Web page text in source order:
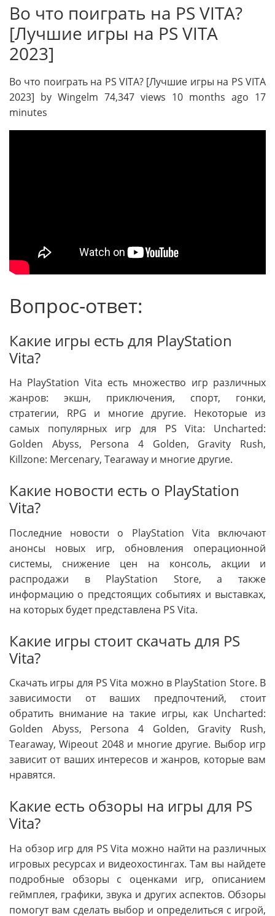
Во что поиграть на PS VITA?
[Лучшие игры на PS VITA
2023]
Во что поиграть на PS VITA? [Лучшие игры на PS VITA
2023] by Wingelm 74,347 views 10 months ago 17
minutes
Вопрос-ответ:
Какие игры есть для PlayStation
Vita?
На PlayStation Vita есть множество игр различных
жанров: экшн, приключения, спорт, гонки,
стратегии, RPG и многие другие. Некоторые из
самых популярных игр для PS Vita: Uncharted:
Golden Abyss, Persona 4 Golden, Gravity Rush,
Killzone: Mercenary, Tearaway и многие другие.
Какие новости есть о PlayStation
Vita?
Последние новости о PlayStation Vita включают
анонсы новых игр, обновления операционной
системы, снижение цен на консоль, акции и
распродажи в PlayStation Store, а также
информацию о предстоящих событиях и выставках,
на которых будет представлена PS Vita.
Какие игры стоит скачать для PS
Vita?
Скачать игры для PS Vita можно в PlayStation Store. В
зависимости от ваших предпочтений, стоит
обратить внимание на такие игры, как Uncharted:
Golden Abyss, Persona 4 Golden, Gravity Rush,
Tearaway, Wipeout 2048 и многие другие. Выбор игр
зависит от ваших интересов и жанров, которые вам
нравятся.
Какие есть обзоры на игры для PS
Vita?
На обзор игр для PS Vita можно найти на различных
игровых ресурсах и видеохостингах. Там вы найдете
подробные обзоры с оценками игр, описанием
геймплея, графики, звука и других аспектов. Обзоры
помогут вам сделать выбор и определиться с игрой,